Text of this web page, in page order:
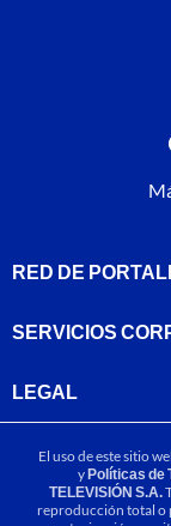
RED DE
SERVICIOS
LEGAL
El uso de este sitio
yPolíticas de
TELEVISIÓN S.A.
reproducción total o